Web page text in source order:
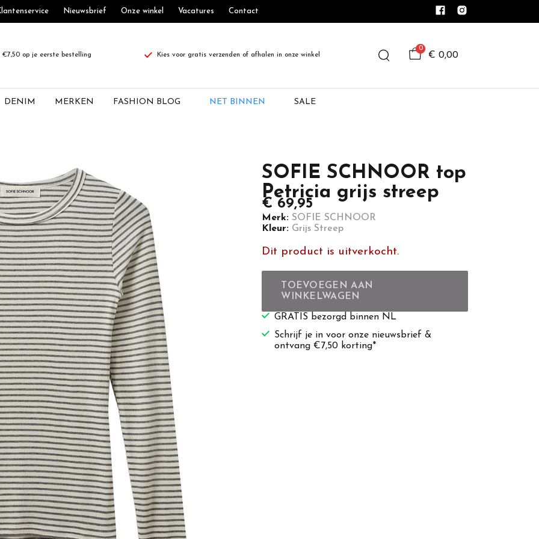
Nieuwsbrief Onze winkel Vacatures Contact
op je eerste bestelling Kies voor gratis verzenden of afhalen in onze winkel
0
€ 0,00
DENIM MERKEN FASHION BLOG NET BINNEN SALE
SOFIE SCHNOOR top
Petricia grijs streep
€ 69,95
Merk: SOFIE SCHNOOR
Kleur: Grijs Streep
Dit product is uitverkocht.
TOEVOEGEN AAN
WINKELWAGEN
GRATIS bezorgd binnen NL
Schrijf je in voor onze nieuwsbrief &
ontvang €7,50 korting*